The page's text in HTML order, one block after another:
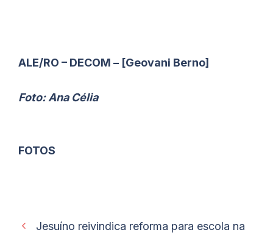
ALE/RO – DECOM – [Geovani Berno]
Foto: Ana Célia
FOTOS
Jesuíno reivindica reforma para escola na